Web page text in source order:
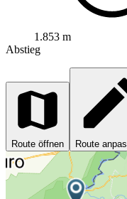
1.853 m
Abstieg
Route öffnen Route